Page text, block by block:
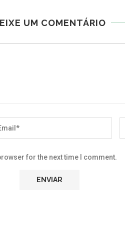
UM COMENTÁRIO
for the next time I comment.